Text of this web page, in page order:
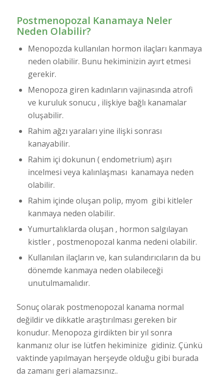
Postmenopozal Kanamaya Neler
Neden Olabilir?
Menopozda kullanılan hormon ilaçları kanmaya
neden olabilir. Bunu hekiminizin ayırt etmesi
gerekir.
Menopoza giren kadınların vajinasında atrofi
ve kuruluk sonucu , ilişkiye bağlı kanamalar
oluşabilir.
Rahim ağzı yaraları yine ilişki sonrası
kanayabilir.
Rahim içi dokunun ( endometrium) aşırı
incelmesi veya kalınlaşması kanamaya neden
olabilir.
Rahim içinde oluşan polip, myom gibi kitleler
kanmaya neden olabilir.
Yumurtalıklarda oluşan , hormon salgılayan
kistler , postmenopozal kanma nedeni olabilir.
Kullanılan ilaçların ve, kan sulandırıcıların da bu
dönemde kanmaya neden olabileceği
unutulmamalıdır.
Sonuç olarak postmenopozal kanama normal
değildir ve dikkatle araştırılması gereken bir
konudur. Menopoza girdikten bir yıl sonra
kanmanız olur ise lütfen hekiminize gidiniz. Çünkü
vaktinde yapılmayan herşeyde olduğu gibi burada
da zamanı geri alamazsınız..